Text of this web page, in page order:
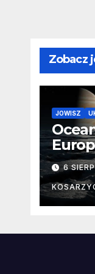
Zobacz
JOWISZ
6